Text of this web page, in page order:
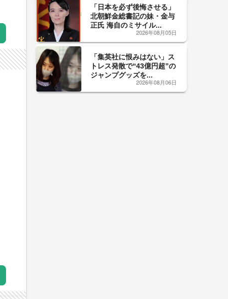
「日本を必ず後悔させる」
北朝鮮金総書記の妹・金与
正氏 海自のミサイル...
2026年08月05日
「集英社に恨みはない」ス
トレス発散で“43億円超”の
ジャンプグッズを...
2026年08月06日